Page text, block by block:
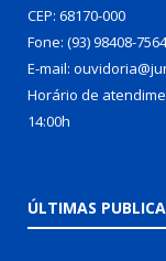
CEP: 68170-000
Fone: (93) 98408-7564
E-mail:
Horário de
14:00h
ÚLTIMAS